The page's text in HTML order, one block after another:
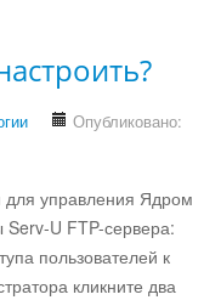
Опубликовано:
для управления Ядром
Serv-U FTP-сервера:
пользователей к
кликните два